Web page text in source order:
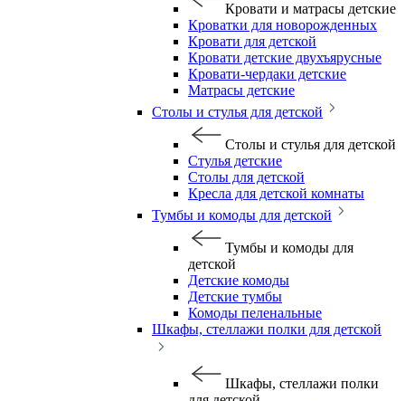
Кровати и матрасы детские
Кроватки для новорожденных
Кровати для детской
Кровати детские двухъярусные
Кровати-чердаки детские
Матрасы детские
Столы и стулья для детской
Столы и стулья для детской
Стулья детские
Столы для детской
Кресла для детской комнаты
Тумбы и комоды для детской
Тумбы и комоды для
детской
Детские комоды
Детские тумбы
Комоды пеленальные
Шкафы, стеллажи полки для детской
Шкафы, стеллажи полки